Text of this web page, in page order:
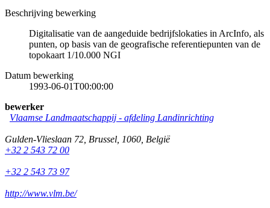
Beschrijving bewerking
Digitalisatie van de aangeduide bedrijfslokaties in ArcInfo, als
punten, op basis van de geografische referentiepunten van de
topokaart 1/10.000 NGI
Datum bewerking
1993-06-01T00:00:00
bewerker
Vlaamse Landmaatschappij - afdeling Landinrichting
Gulden-Vlieslaan 72, Brussel, 1060, België
+32 2 543 72 00
+32 2 543 73 97
http://www.vlm.be/